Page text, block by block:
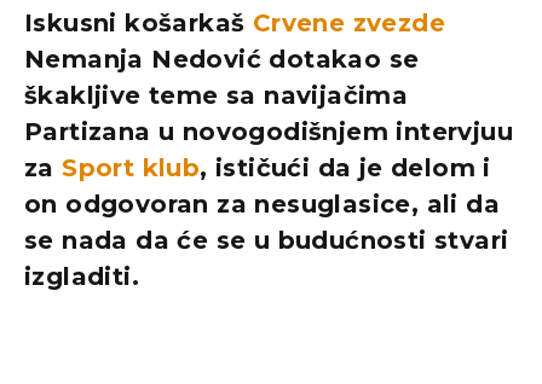
Iskusni košarkaš Crvene zvezde
Nemanja Nedović dotakao se
škakljive teme sa navijačima
Partizana u novogodišnjem intervjuu
zaSport klub, ističući da je delom i
on odgovoran za nesuglasice, ali da
se nada da će se u budućnosti stvari
izgladiti.